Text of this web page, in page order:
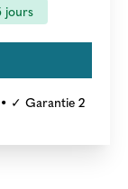
jours
✓ Garantie 2